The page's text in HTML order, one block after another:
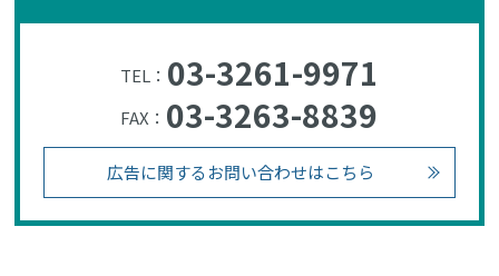
TEL： 03-3261-9971
FAX： 03-3263-8839
広告に関するお問い合わせはこちら